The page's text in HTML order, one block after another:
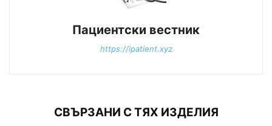
Пациентски вестник
https://ipatient.xyz
СВЪРЗАНИ С ТЯХ ИЗДЕЛИЯ